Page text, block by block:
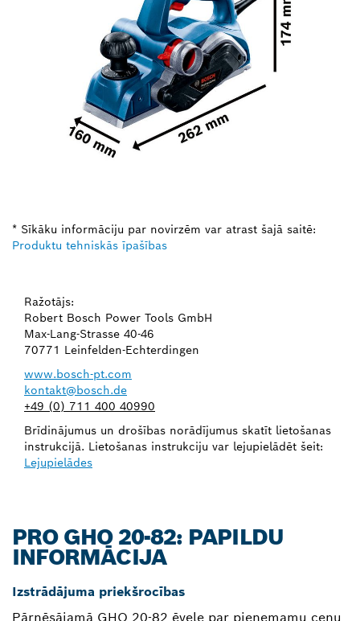
* Sīkāku informāciju par novirzēm var atrast šajā saitē:
Produktu tehniskās īpašības
Ražotājs:
Robert Bosch Power Tools GmbH
Max-Lang-Strasse 40-46
70771 Leinfelden-Echterdingen
www.bosch-pt.com
kontakt@bosch.de
+49 (0) 711 400 40990
Brīdinājumus un drošības norādījumus skatīt lietošanas
instrukcijā. Lietošanas instrukciju var lejupielādēt šeit:
Lejupielādes
PRO GHO 20-82: PAPILDU
INFORMĀCIJA
Izstrādājuma priekšrocības
Pārnēsājamā GHO 20-82 ēvele par pieņemamu cenu